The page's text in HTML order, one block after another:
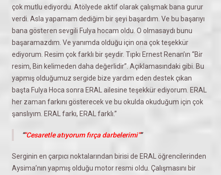
çok mutlu ediyordu. Atölyede aktif olarak çalışmak bana gurur
verdi. Asla yapamam dediğim bir şeyi başardım. Ve bu başarıyı
bana gösteren sevgili Fulya hocam oldu. O olmasaydı bunu
başaramazdım. Ve yanımda olduğu için ona çok teşekkür
ediyorum. Resim çok farklı bir şeydir. Tıpkı Ernest Renan’ın “Bir
resim, Bin kelimeden daha değerlidir”. Açıklamasındaki gibi. Bu
yapmış olduğumuz sergide bize yardım eden destek çıkan
başta Fulya Hoca sonra ERAL ailesine teşekkür ediyorum. ERAL
her zaman farkını gösterecek ve bu okulda okuduğum için çok
şanslıyım. ERAL farkı, ERAL farklı.”
“Cesaretle atıyorum fırça darbelerimi”
Serginin en çarpıcı noktalarından birisi de ERAL öğrencilerinden
Aysima’nın yapmış olduğu motor resmi oldu. Çalışmasını bir